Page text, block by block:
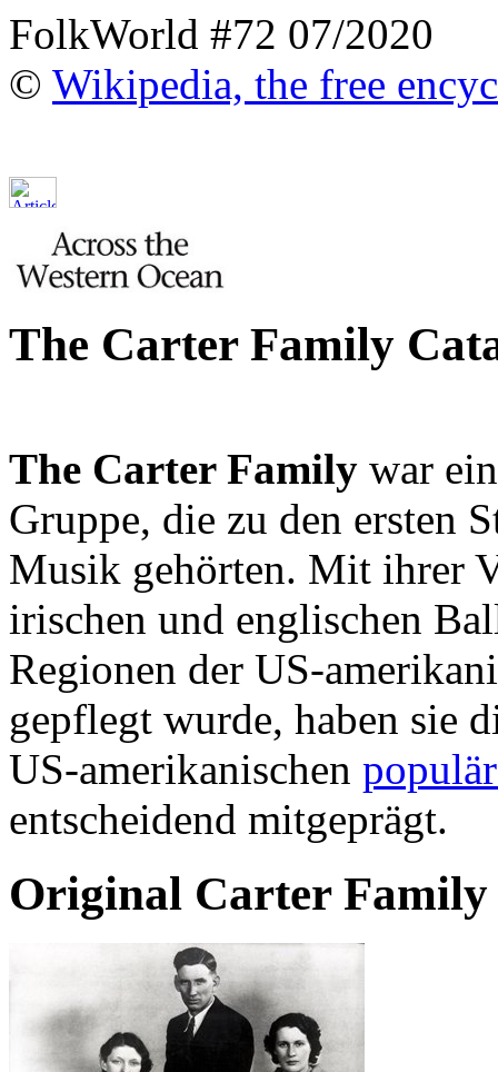
FolkWorld #72 07/2020
© Wikipedia, the free
The Carter Family
The Carter Family war
Gruppe, die zu den ersten
Musik gehörten. Mit ihrer
irischen und englischen
Regionen der US-
gepflegt wurde, haben sie
US-amerikanischen
entscheidend mitgeprägt.
Original Carter Family